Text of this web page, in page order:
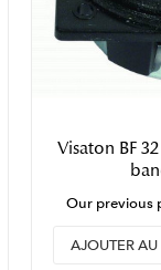
Visaton BF
Our previous
AJOUTER